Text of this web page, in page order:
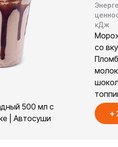
500 мл с
| Автосуши
кДж
со
+